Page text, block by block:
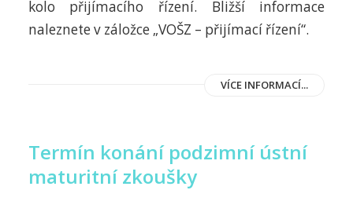
kolo přijímacího řízení. Bližší informace
naleznete v záložce „VOŠZ – přijímací řízení“.
VÍCE INFORMACÍ...
Termín konání podzimní ústní
maturitní zkoušky